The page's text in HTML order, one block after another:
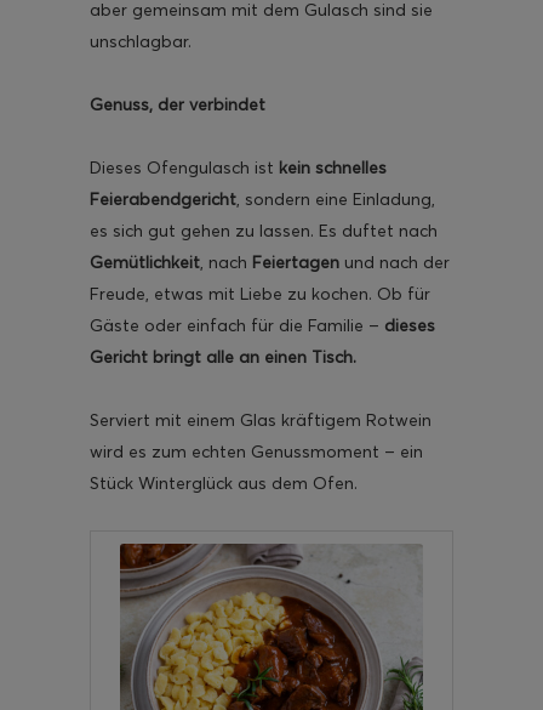
aber gemeinsam mit dem Gulasch sind sie
unschlagbar.
Genuss, der verbindet
Dieses Ofengulasch ist kein schnelles
Feierabendgericht, sondern eine Einladung,
es sich gut gehen zu lassen. Es duftet nach
Gemütlichkeit, nach Feiertagen und nach der
Freude, etwas mit Liebe zu kochen. Ob für
Gäste oder einfach für die Familie – dieses
Gericht bringt alle an einen Tisch.
Serviert mit einem Glas kräftigem Rotwein
wird es zum echten Genussmoment – ein
Stück Winterglück aus dem Ofen.